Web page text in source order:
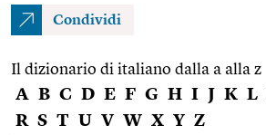
Condividi
Il dizionario di italiano dalla a alla z
A B C D E F G H I J K L
R S T U V W X Y Z